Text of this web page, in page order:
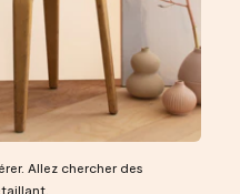
Allez chercher des